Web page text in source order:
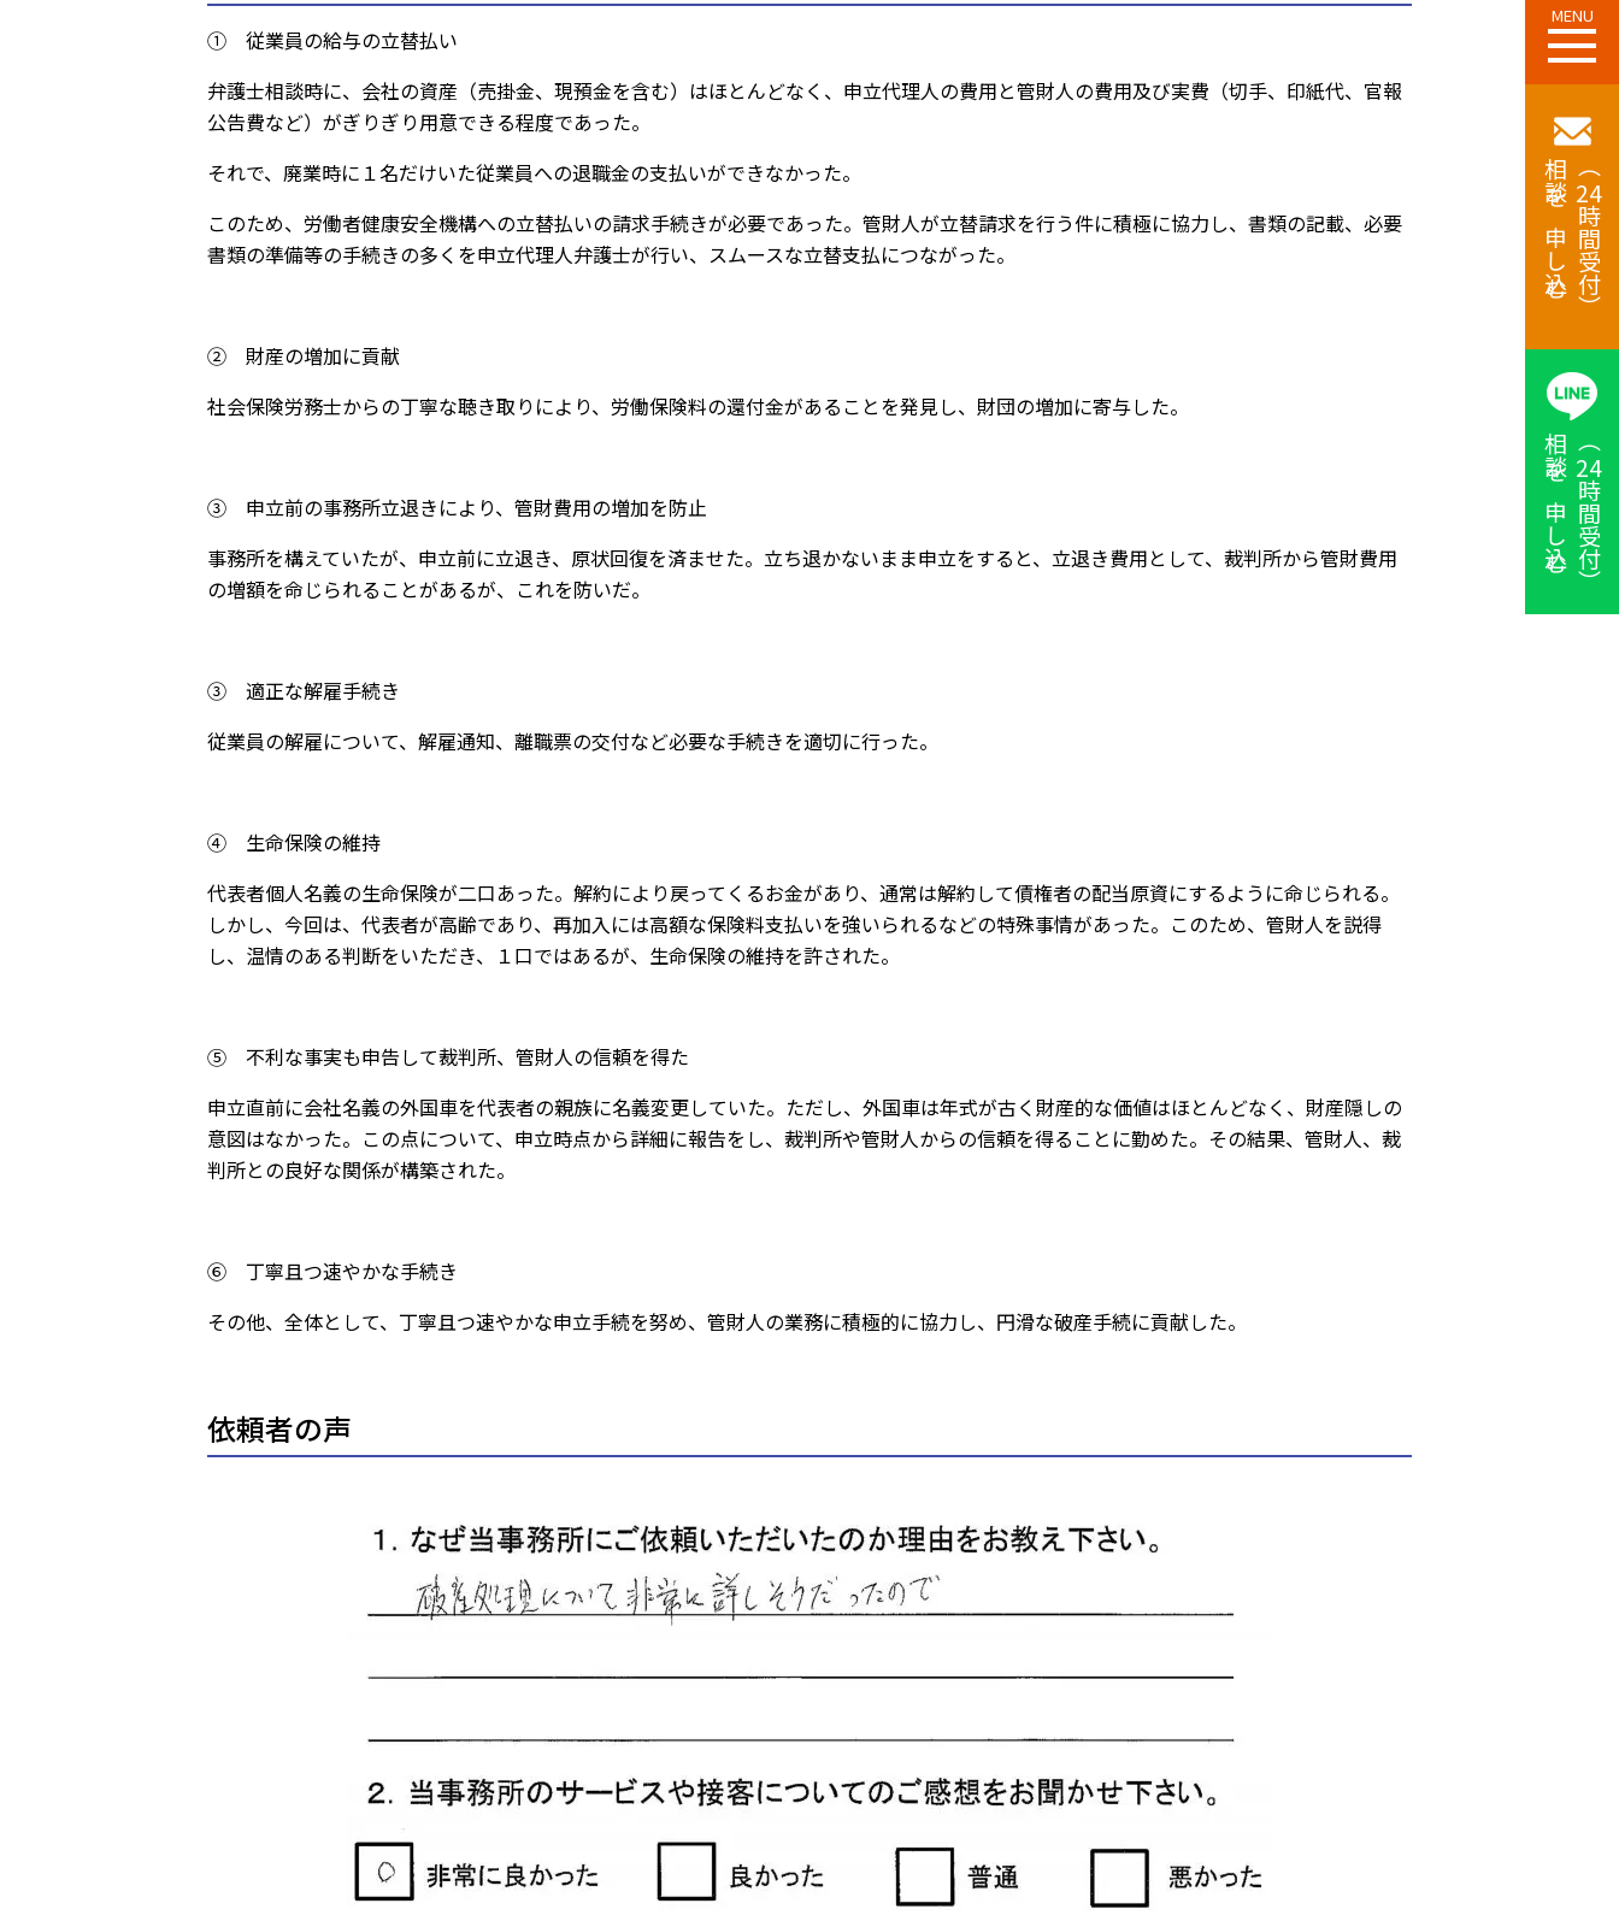
MENU
相談を申し込む （
24
時間受付）
相談を申し込む （
24
時間受付）
① 従業員の給与の立替払い
弁護士相談時に、会社の資産（売掛金、現預金を含む）はほとんどなく、申立代理人の費用と管財人の費用及び実費（切手、印紙代、官報
公告費など）がぎりぎり用意できる程度であった。
それで、廃業時に１名だけいた従業員への退職金の支払いができなかった。
このため、労働者健康安全機構への立替払いの請求手続きが必要であった。管財人が立替請求を行う件に積極に協力し、書類の記載、必要
書類の準備等の手続きの多くを申立代理人弁護士が行い、スムースな立替支払につながった。
② 財産の増加に貢献
社会保険労務士からの丁寧な聴き取りにより、労働保険料の還付金があることを発見し、財団の増加に寄与した。
③ 申立前の事務所立退きにより、管財費用の増加を防止
事務所を構えていたが、申立前に立退き、原状回復を済ませた。立ち退かないまま申立をすると、立退き費用として、裁判所から管財費用
の増額を命じられることがあるが、これを防いだ。
③ 適正な解雇手続き
従業員の解雇について、解雇通知、離職票の交付など必要な手続きを適切に行った。
④ 生命保険の維持
代表者個人名義の生命保険が二口あった。解約により戻ってくるお金があり、通常は解約して債権者の配当原資にするように命じられる。
しかし、今回は、代表者が高齢であり、再加入には高額な保険料支払いを強いられるなどの特殊事情があった。このため、管財人を説得
し、温情のある判断をいただき、１口ではあるが、生命保険の維持を許された。
⑤ 不利な事実も申告して裁判所、管財人の信頼を得た
申立直前に会社名義の外国車を代表者の親族に名義変更していた。ただし、外国車は年式が古く財産的な価値はほとんどなく、財産隠しの
意図はなかった。この点について、申立時点から詳細に報告をし、裁判所や管財人からの信頼を得ることに勤めた。その結果、管財人、裁
判所との良好な関係が構築された。
⑥ 丁寧且つ速やかな手続き
その他、全体として、丁寧且つ速やかな申立手続を努め、管財人の業務に積極的に協力し、円滑な破産手続に貢献した。
依頼者の声